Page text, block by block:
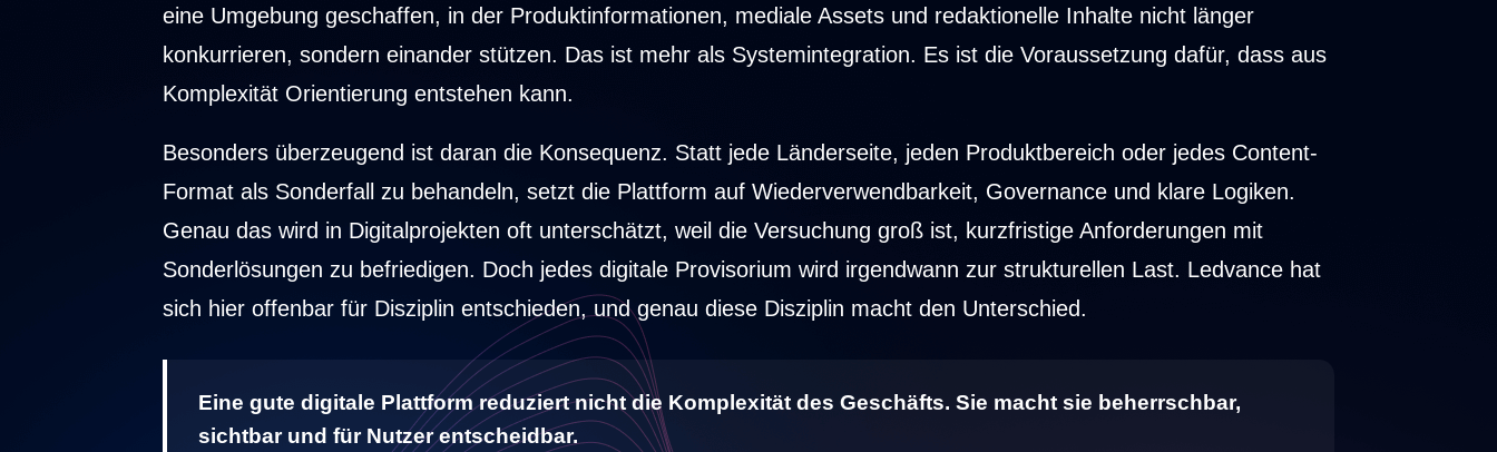
eine Umgebung geschaffen, in der Produktinformationen, mediale Assets und redaktionelle Inhalte nicht länger
konkurrieren, sondern einander stützen. Das ist mehr als Systemintegration. Es ist die Voraussetzung dafür, dass aus
Komplexität Orientierung entstehen kann.
Besonders überzeugend ist daran die Konsequenz. Statt jede Länderseite, jeden Produktbereich oder jedes Content-
Format als Sonderfall zu behandeln, setzt die Plattform auf Wiederverwendbarkeit, Governance und klare Logiken.
Genau das wird in Digitalprojekten oft unterschätzt, weil die Versuchung groß ist, kurzfristige Anforderungen mit
Sonderlösungen zu befriedigen. Doch jedes digitale Provisorium wird irgendwann zur strukturellen Last. Ledvance hat
sich hier offenbar für Disziplin entschieden, und genau diese Disziplin macht den Unterschied.
Eine gute digitale Plattform reduziert nicht die Komplexität des Geschäfts. Sie macht sie beherrschbar,
sichtbar und für Nutzer entscheidbar.